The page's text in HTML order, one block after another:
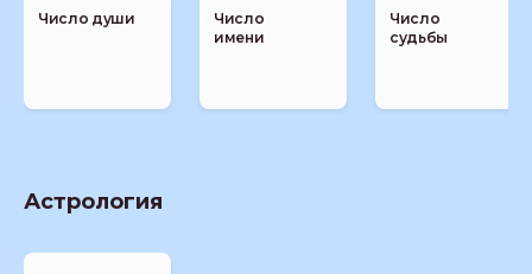
Число души
Число
имени
Число
судьбы
Астрология